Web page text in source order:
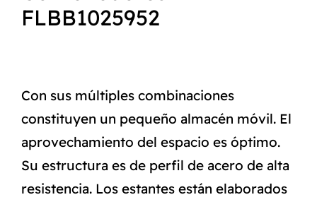
FLBB1025952
Con sus múltiples combinaciones
constituyen un pequeño almacén móvil. El
aprovechamiento del espacio es óptimo.
Su estructura es de perfil de acero de alta
resistencia. Los estantes están elaborados